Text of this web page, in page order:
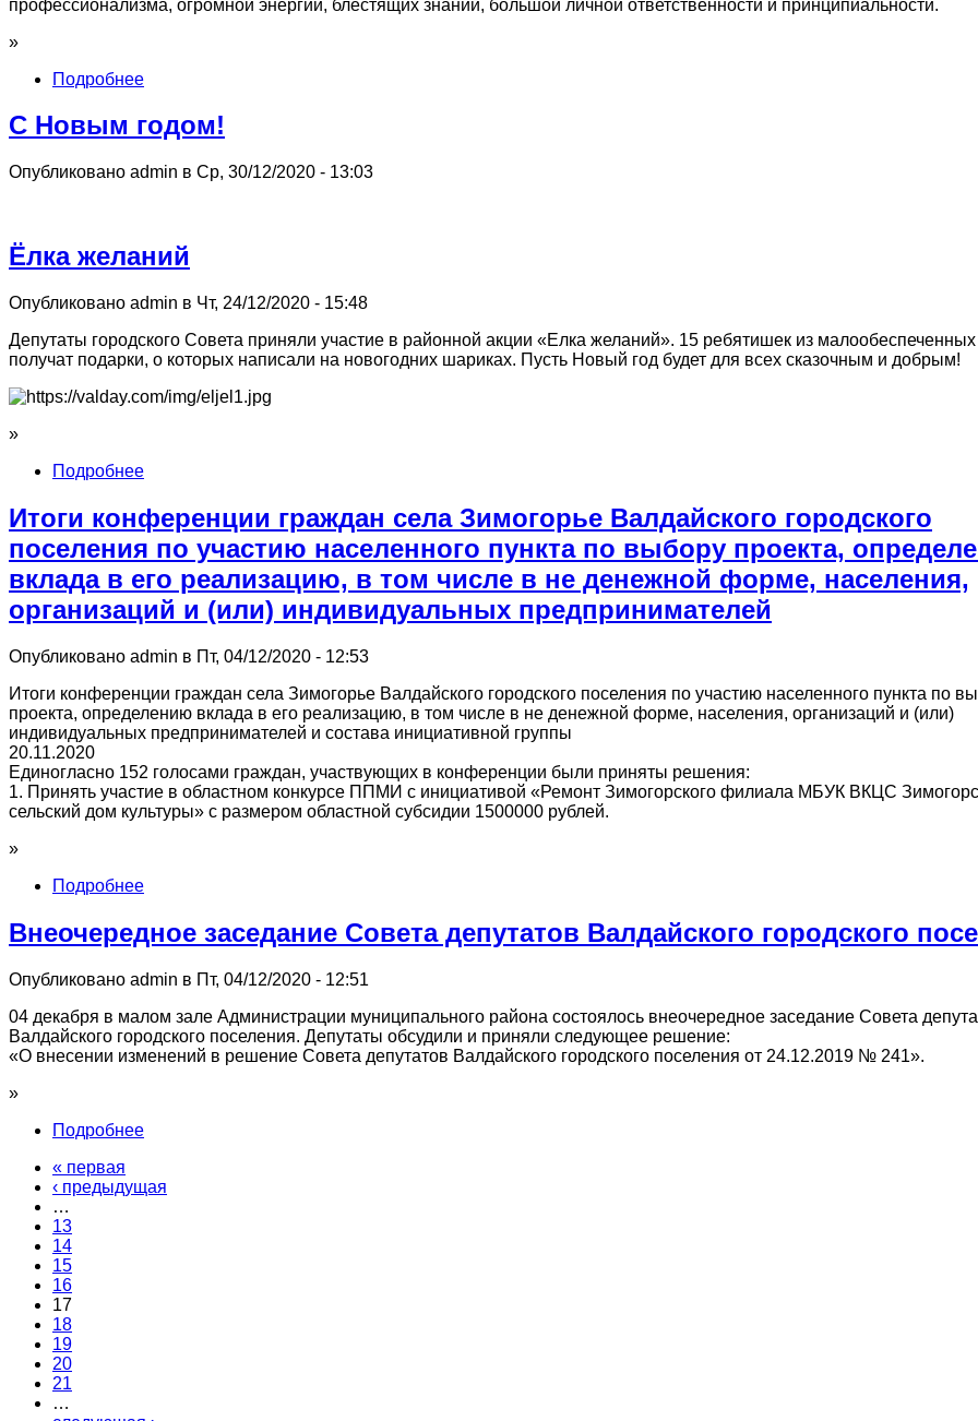
профессионализма, огромной энергии, блестящих знаний, большой личной ответственности и принципиальности.
»
Подробнее
С Новым годом!
Опубликовано admin в Ср, 30/12/2020 - 13:03
Ёлка желаний
Опубликовано admin в Чт, 24/12/2020 - 15:48
Депутаты городского Совета приняли участие в районной акции «Елка желаний». 15 ребятишек из
получат подарки, о которых написали на новогодних шариках. Пусть Новый год будет для всех сказочным и добрым!
»
Подробнее
Итоги конференции граждан села Зимогорье Валдайского городского
поселения по участию населенного пункта по выбору проекта,
вклада в его реализацию, в том числе в не денежной форме, населения,
организаций и (или) индивидуальных предпринимателей
Опубликовано admin в Пт, 04/12/2020 - 12:53
Итоги конференции граждан села Зимогорье Валдайского городского поселения по участию населенного пункта по
проекта, определению вклада в его реализацию, в том числе в не денежной форме, населения, организаций и (или)
индивидуальных предпринимателей и состава инициативной группы
20.11.2020
Единогласно 152 голосами граждан, участвующих в конференции были приняты решения:
1. Принять участие в областном конкурсе ППМИ с инициативой «Ремонт Зимогорского филиала МБУК ВКЦС
сельский дом культуры» с размером областной субсидии 1500000 рублей.
»
Подробнее
Внеочередное заседание Совета депутатов Валдайского городского
Опубликовано admin в Пт, 04/12/2020 - 12:51
04 декабря в малом зале Администрации муниципального района состоялось внеочередное заседание Совета
Валдайского городского поселения. Депутаты обсудили и приняли следующее решение:
«О внесении изменений в решение Совета депутатов Валдайского городского поселения от 24.12.2019 № 241».
»
Подробнее
« первая
‹ предыдущая
…
13
14
15
16
17
18
19
20
21
…